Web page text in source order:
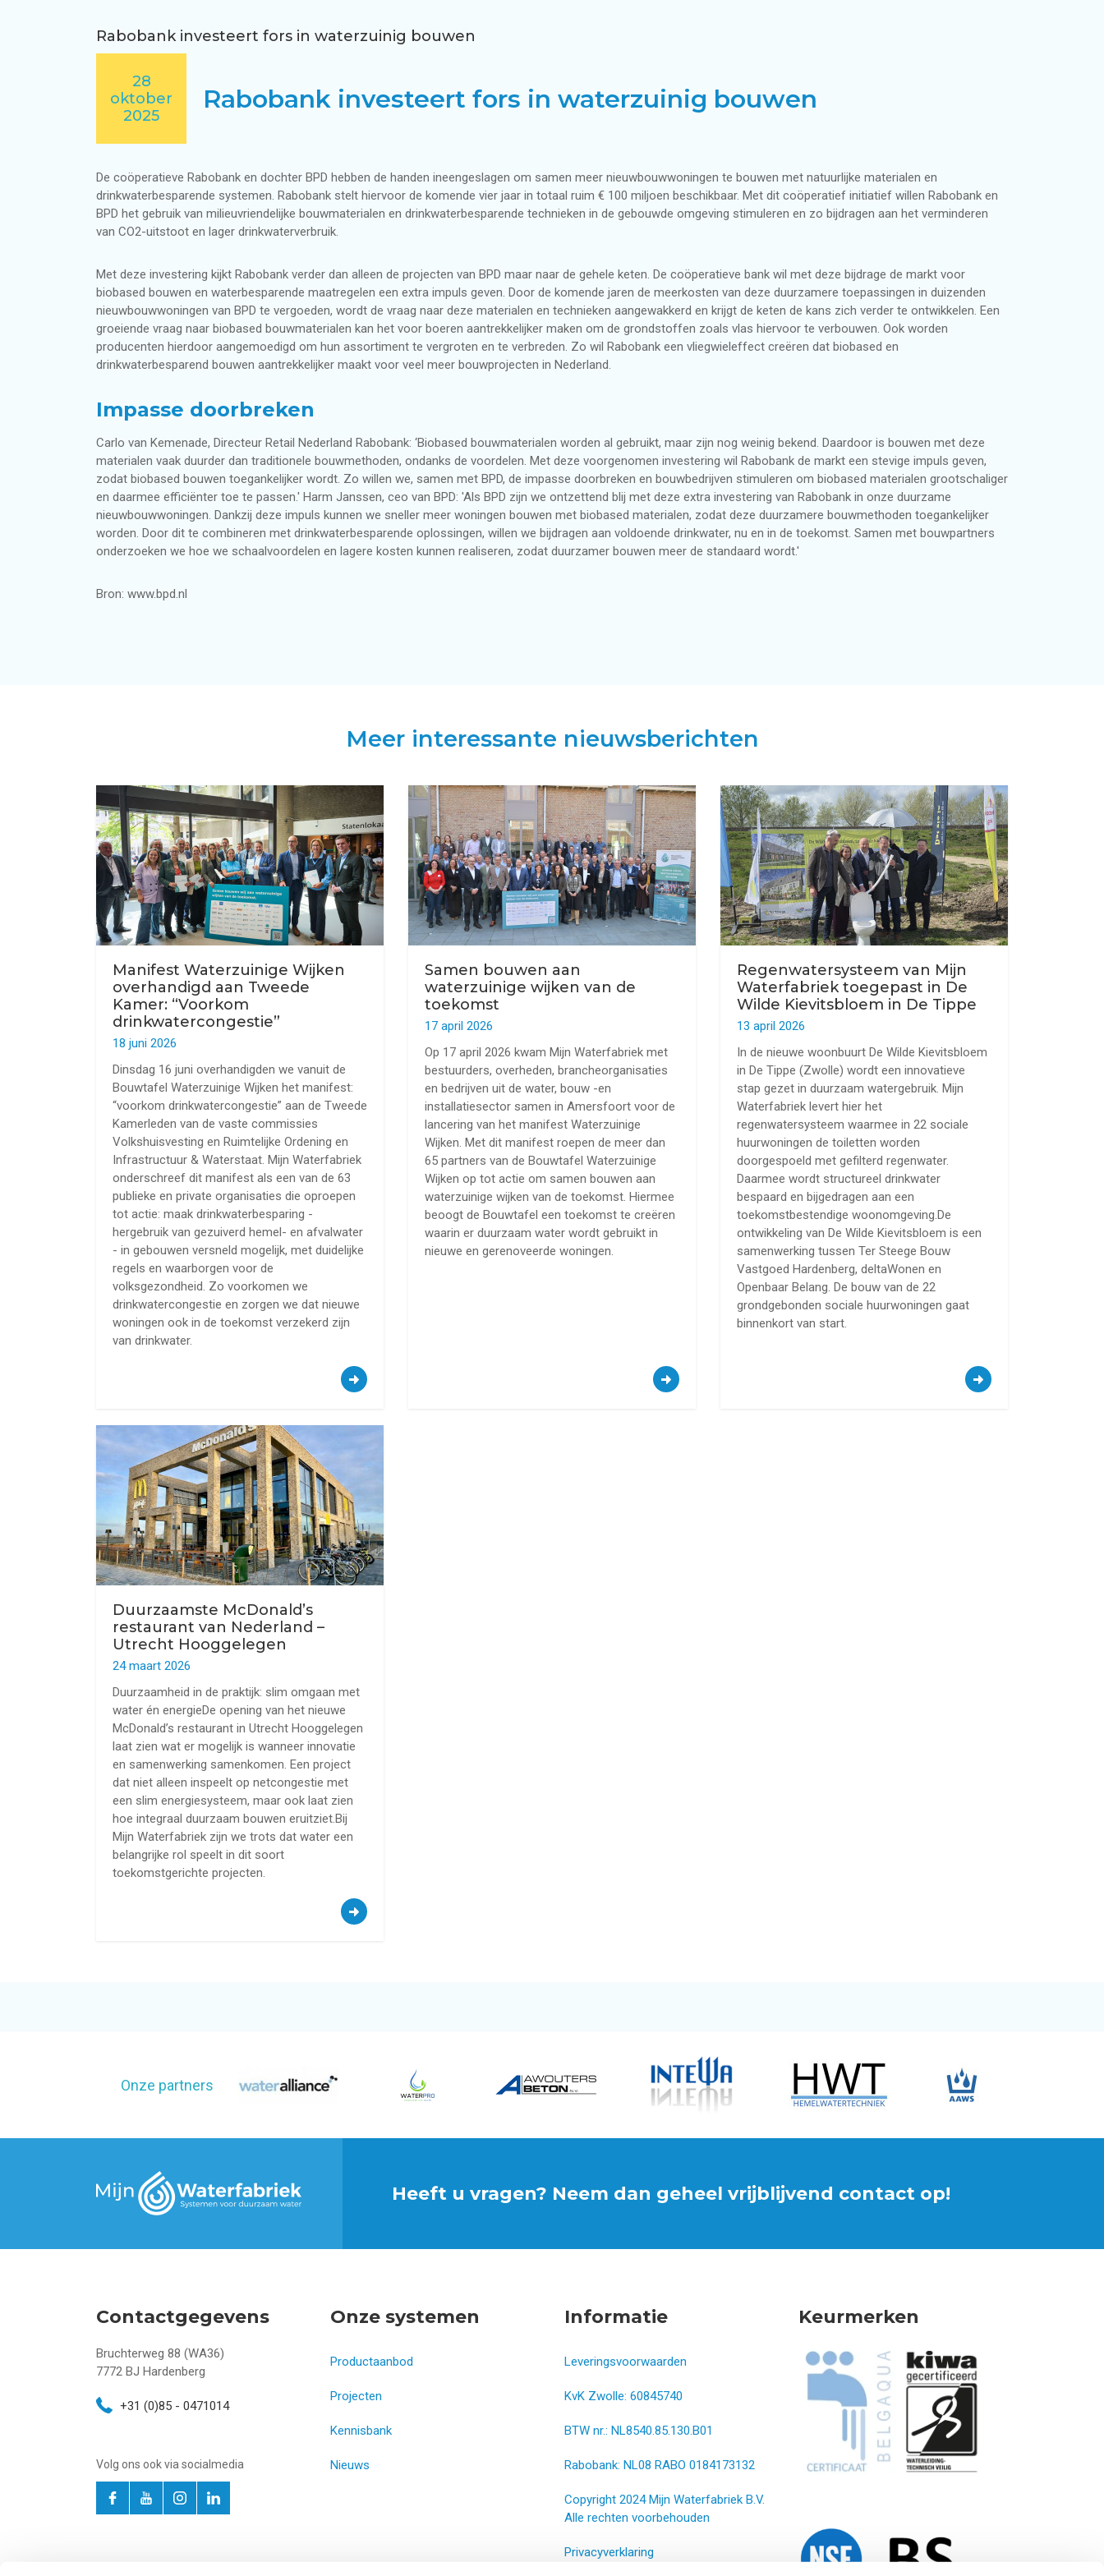
Regenwaterpompsystemen
Besturingssystemen voor regenwater
Duurzaam wateradvies
Rabobank investeert fors in waterzuinig bouwen
28
oktober
2025
Rabobank investeert fors in waterzuinig bouwen
De coöperatieve Rabobank en dochter BPD hebben de handen ineengeslagen om samen meer nieuwbouwwoningen te bouwen met natuurlijke materialen en
drinkwaterbesparende systemen. Rabobank stelt hiervoor de komende vier jaar in totaal ruim € 100 miljoen beschikbaar. Met dit coöperatief initiatief willen Rabobank en
BPD het gebruik van milieuvriendelijke bouwmaterialen en drinkwaterbesparende technieken in de gebouwde omgeving stimuleren en zo bijdragen aan het verminderen
van CO2-uitstoot en lager drinkwaterverbruik.
Met deze investering kijkt Rabobank verder dan alleen de projecten van BPD maar naar de gehele keten. De coöperatieve bank wil met deze bijdrage de markt voor
biobased bouwen en waterbesparende maatregelen een extra impuls geven. Door de komende jaren de meerkosten van deze duurzamere toepassingen in duizenden
nieuwbouwwoningen van BPD te vergoeden, wordt de vraag naar deze materialen en technieken aangewakkerd en krijgt de keten de kans zich verder te ontwikkelen. Een
groeiende vraag naar biobased bouwmaterialen kan het voor boeren aantrekkelijker maken om de grondstoffen zoals vlas hiervoor te verbouwen. Ook worden
producenten hierdoor aangemoedigd om hun assortiment te vergroten en te verbreden. Zo wil Rabobank een vliegwieleffect creëren dat biobased en
drinkwaterbesparend bouwen aantrekkelijker maakt voor veel meer bouwprojecten in Nederland.
Impasse doorbreken
Carlo van Kemenade, Directeur Retail Nederland Rabobank: ‘Biobased bouwmaterialen worden al gebruikt, maar zijn nog weinig bekend. Daardoor is bouwen met deze
materialen vaak duurder dan traditionele bouwmethoden, ondanks de voordelen. Met deze voorgenomen investering wil Rabobank de markt een stevige impuls geven,
zodat biobased bouwen toegankelijker wordt. Zo willen we, samen met BPD, de impasse doorbreken en bouwbedrijven stimuleren om biobased materialen grootschaliger
en daarmee efficiënter toe te passen.' Harm Janssen, ceo van BPD: 'Als BPD zijn we ontzettend blij met deze extra investering van Rabobank in onze duurzame
nieuwbouwwoningen. Dankzij deze impuls kunnen we sneller meer woningen bouwen met biobased materialen, zodat deze duurzamere bouwmethoden toegankelijker
worden. Door dit te combineren met drinkwaterbesparende oplossingen, willen we bijdragen aan voldoende drinkwater, nu en in de toekomst. Samen met bouwpartners
onderzoeken we hoe we schaalvoordelen en lagere kosten kunnen realiseren, zodat duurzamer bouwen meer de standaard wordt.'
Bron: www.bpd.nl
Meer interessante nieuwsberichten
Manifest Waterzuinige Wijken
overhandigd aan Tweede
Kamer: “Voorkom
drinkwatercongestie”
18 juni 2026
Dinsdag 16 juni overhandigden we vanuit de
Bouwtafel Waterzuinige Wijken het manifest:
“voorkom drinkwatercongestie” aan de Tweede
Kamerleden van de vaste commissies
Volkshuisvesting en Ruimtelijke Ordening en
Infrastructuur & Waterstaat. Mijn Waterfabriek
onderschreef dit manifest als een van de 63
publieke en private organisaties die oproepen
tot actie: maak drinkwaterbesparing -
hergebruik van gezuiverd hemel- en afvalwater
- in gebouwen versneld mogelijk, met duidelijke
regels en waarborgen voor de
volksgezondheid. Zo voorkomen we
drinkwatercongestie en zorgen we dat nieuwe
woningen ook in de toekomst verzekerd zijn
van drinkwater.
Samen bouwen aan
waterzuinige wijken van de
toekomst
17 april 2026
Op 17 april 2026 kwam Mijn Waterfabriek met
bestuurders, overheden, brancheorganisaties
en bedrijven uit de water, bouw -en
installatiesector samen in Amersfoort voor de
lancering van het manifest Waterzuinige
Wijken. Met dit manifest roepen de meer dan
65 partners van de Bouwtafel Waterzuinige
Wijken op tot actie om samen bouwen aan
waterzuinige wijken van de toekomst. Hiermee
beoogt de Bouwtafel een toekomst te creëren
waarin er duurzaam water wordt gebruikt in
nieuwe en gerenoveerde woningen.
Regenwatersysteem van Mijn
Waterfabriek toegepast in De
Wilde Kievitsbloem in De Tippe
13 april 2026
In de nieuwe woonbuurt De Wilde Kievitsbloem
in De Tippe (Zwolle) wordt een innovatieve
stap gezet in duurzaam watergebruik. Mijn
Waterfabriek levert hier het
regenwatersysteem waarmee in 22 sociale
huurwoningen de toiletten worden
doorgespoeld met gefilterd regenwater.
Daarmee wordt structureel drinkwater
bespaard en bijgedragen aan een
toekomstbestendige woonomgeving.De
ontwikkeling van De Wilde Kievitsbloem is een
samenwerking tussen Ter Steege Bouw
Vastgoed Hardenberg, deltaWonen en
Openbaar Belang. De bouw van de 22
grondgebonden sociale huurwoningen gaat
binnenkort van start.
Duurzaamste McDonald’s
restaurant van Nederland –
Utrecht Hooggelegen
24 maart 2026
Duurzaamheid in de praktijk: slim omgaan met
water én energieDe opening van het nieuwe
McDonald’s restaurant in Utrecht Hooggelegen
laat zien wat er mogelijk is wanneer innovatie
en samenwerking samenkomen. Een project
dat niet alleen inspeelt op netcongestie met
een slim energiesysteem, maar ook laat zien
hoe integraal duurzaam bouwen eruitziet.Bij
Mijn Waterfabriek zijn we trots dat water een
belangrijke rol speelt in dit soort
toekomstgerichte projecten.
Onze partners
Heeft u vragen? Neem dan geheel vrijblijvend contact op!
Contactgegevens
Bruchterweg 88 (WA36)
7772 BJ Hardenberg
+31 (0)85 - 0471014
Volg ons ook via socialmedia
Onze systemen
Productaanbod
Projecten
Kennisbank
Nieuws
Informatie
Leveringsvoorwaarden
KvK Zwolle: 60845740
BTW nr.: NL8540.85.130.B01
Rabobank: NL08 RABO 0184173132
Copyright 2024 Mijn Waterfabriek B.V.
Alle rechten voorbehouden
Privacyverklaring
Keurmerken